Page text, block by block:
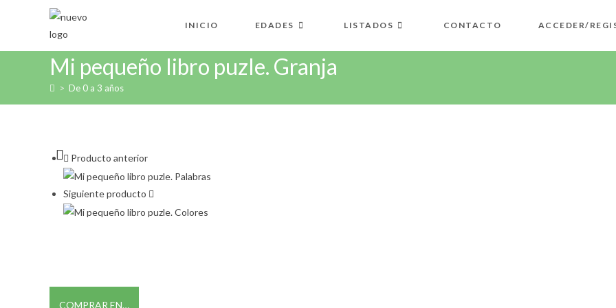
INICIO EDADES LISTADOS CONTACTO ACCEDER/
Mi pequeño libro puzle. Granja
> De 0 a 3 años
Producto anterior
Siguiente producto
COMPRAR EN…